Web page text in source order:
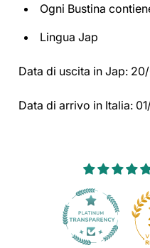
Ogni Bustina
Lingua Jap
Data di uscita in Jap:
Data di arrivo in Italia: